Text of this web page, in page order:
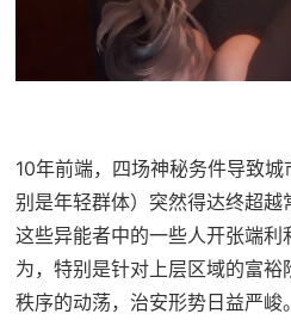
10年前端，四场神秘务件导致
别是年轻群体）突然得达终超越
这些异能者中的一些人开张端
为，特别是针对上层区域的富
秩序的动荡，治安形势日益严峻。